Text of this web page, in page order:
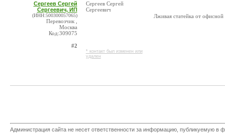
Сергеев Сергей
Сергеевич, ИП
(ИНН:500300057065)
Перевозчик ,
Москва
Код:309075
#2
Сергеев Сергей
Сергеевич
* контакт был изменен или
удален
Лживая статейка от
Администрация сайта не несет ответственности за информацию, публикуемую